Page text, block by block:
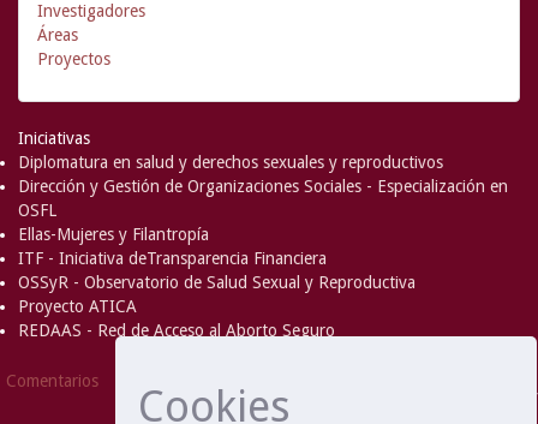
Cookies
Investigadores
Áreas
Proyectos
Iniciativas
Diplomatura en salud y derechos sexuales y reproductivos
Dirección y Gestión de Organizaciones Sociales - Especialización en
OSFL
Ellas-Mujeres y Filantropía
ITF - Iniciativa deTransparencia Financiera
OSSyR - Observatorio de Salud Sexual y Reproductiva
Proyecto ATICA
REDAAS - Red de Acceso al Aborto Seguro
Comentarios
2008 MITandHewlett-Packard
- Extensión mantenida y